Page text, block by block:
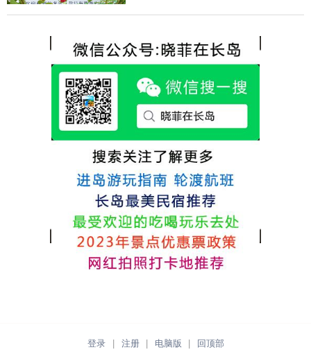
各不相同，可以根据自己的喜好选择。非常
热情，能根据我提出的需求来安排房间，这
点很好。
选择津岸民宿，实际体验客房很干净，饭菜
很好，每顿饭也不重样的，海鲜确实是非常
的新鲜呢，另外值得一提的是，他家的海菜
包子非常好吃。 其实长岛可选的酒店、民宿
各不相同，可以根据自己的喜好选择。非常
推荐津岸民宿，关键是老板娘晓菲很细心、
热情，能根据我提出的需求来安排房间，这
点很好。
登录 注册 电脑版 回顶部